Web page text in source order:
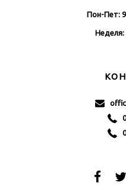
Пон-Пет:
Неделя: